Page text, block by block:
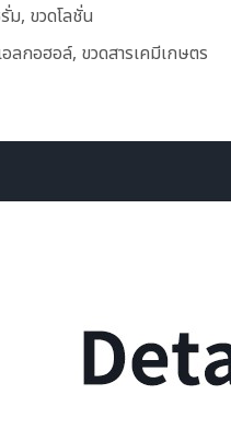
ม, ขวดโลชั่น
ลกอฮอล์, ขวดสารเคมีเกษตร